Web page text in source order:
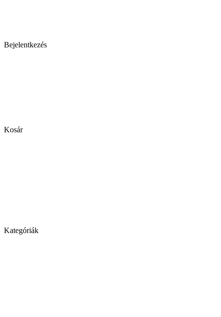
Bejelentkezés
Kosár
Kategóriák